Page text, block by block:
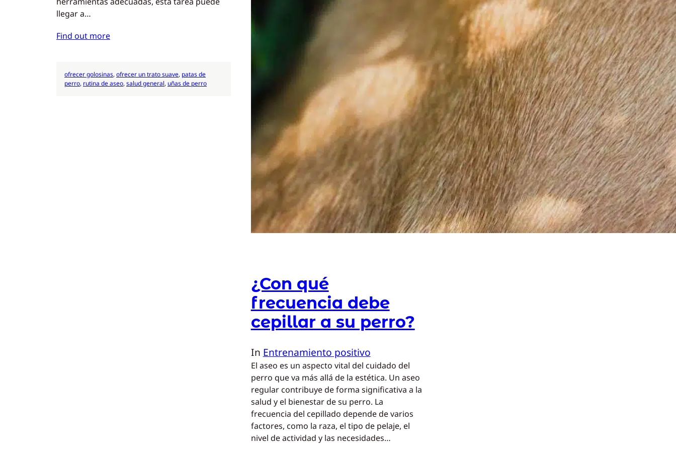
llegar a…
Find out more
ofrecer golosinas, ofrecer un trato suave, patas de
perro, rutina de aseo, salud general, uñas de perro
¿Con qué
frecuencia debe
cepillar a su perro?
In Entrenamiento positivo
El aseo es un aspecto vital del cuidado del
perro que va más allá de la estética. Un aseo
regular contribuye de forma significativa a la
salud y el bienestar de su perro. La
frecuencia del cepillado depende de varios
factores, como la raza, el tipo de pelaje, el
nivel de actividad y las necesidades…